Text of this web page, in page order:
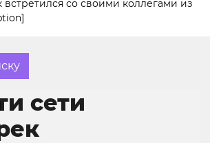
встретился со своими коллегами из
сети